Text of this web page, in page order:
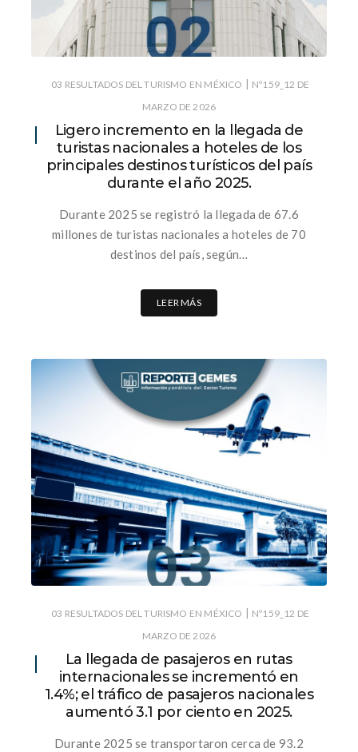
03 RESULTADOS DEL TURISMO EN MÉXICO | Nº159_12 DE
MARZO DE 2026
Ligero incremento en la llegada de
turistas nacionales a hoteles de los
principales destinos turísticos del país
durante el año 2025.
Durante 2025 se registró la llegada de 67.6
millones de turistas nacionales a hoteles de 70
destinos del país, según…
LEER MÁS
03 RESULTADOS DEL TURISMO EN MÉXICO | Nº159_12 DE
MARZO DE 2026
La llegada de pasajeros en rutas
internacionales se incrementó en
1.4%; el tráfico de pasajeros nacionales
aumentó 3.1 por ciento en 2025.
Durante 2025 se transportaron cerca de 93.2